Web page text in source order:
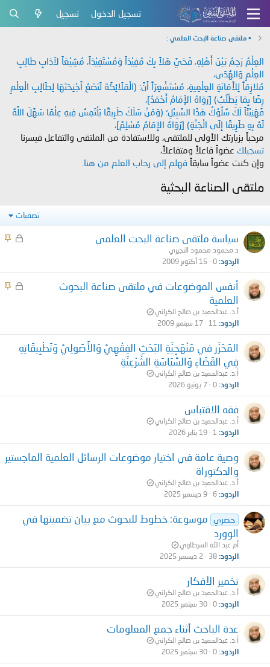
تسجيل الدخول تسجيل
• ملتقى صناعة البحث العلمي :
العِلْمُ رَحِمٌ بَيْنَ أَهْلِهِ، فَحَيَّ هَلاً بِكَ مُفِيْدَاً وَمُسْتَفِيْدَاً، مُشِيْعَاً لآدَابِ طَالِبِ
العِلْمِ وَالهُدَى،
مُلازِمَاً لِلأَمَانَةِ العِلْمِيةِ، مُسْتَشْعِرَاً أَنَّ: (الْمَلَائِكَةَ لَتَضَعُ أَجْنِحَتَهَا لِطَالِبِ الْعِلْمِ
رِضًا بِمَا يَطْلُبُ) [رَوَاهُ الإَمَامُ أَحْمَدُ]،
فَهَنِيْئَاً لَكَ سُلُوْكُ هَذَا السَّبِيْلِ؛ (وَمَنْ سَلَكَ طَرِيقًا يَلْتَمِسُ فِيهِ عِلْمًا سَهَّلَ اللَّهُ
لَهُ بِهِ طَرِيقًا إِلَى الْجَنَّةِ) [رَوَاهُ الإِمَامُ مُسْلِمٌ]،
مرحباً بزيارتك الأولى للملتقى، وللاستفادة من الملتقى والتفاعل فيسرنا
تسجيلك عضواً فاعلاً ومتفاعلاً،
وإن كنت عضواً سابقاً فهلم إلى رحاب العلم من هنا.
ملتقى الصناعة البحثية
تصفيات
م
ق
م
سياسة ملتقى صناعة البحث العلمي
د.محمود محمود النجيري
الردود 0 15 أكتوبر 2009
م
م
أنفس الموضوعات في ملتقى صناعة البحوث
العلمية
أ.د. عبدالحميد بن صالح الكراني
الردود 11 17 سبتمبر 2009
المُحَرَّر في مَنْهَجِيَّةِ البَحْثِ الفِقْهِيِّ وَالأُصُولِيِّ وَتَطْبِيقَاتِهِ
فِي القَضَاءِ وَالسِّيَاسَةِ الشَّرْعِيَّةِ
أ.د. عبدالحميد بن صالح الكراني
الردود 0 7 يونيو 2026
فقه الاقتباس
أ.د. عبدالحميد بن صالح الكراني
الردود 1 19 يناير 2026
وصية عامة في اختيار موضوعات الرسائل العلمية الماجستير
والدكتوراة
أ.د. عبدالحميد بن صالح الكراني
الردود 6 9 ديسمبر 2025
حصري
موسوعة: خطوط للبحوث مع بيان تضمينها في
الوورد
أم عبد الله السرطاوي
الردود 38 2 ديسمبر 2025
تخمير الأفكار
أ.د. عبدالحميد بن صالح الكراني
الردود 0 30 سبتمبر 2025
عدة الباحث أثناء جمع المعلومات
أ.د. عبدالحميد بن صالح الكراني
الردود 0 30 سبتمبر 2025